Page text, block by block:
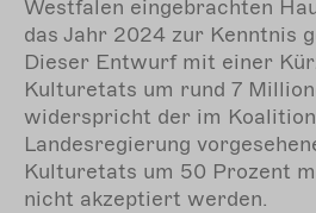
Westfalen eingebrachten
das Jahr 2024 zur Kenntnis
Dieser Entwurf mit einer
Kulturetats um rund 7
widerspricht der im
Landesregierung
Kulturetats um 50 Prozent
nicht akzeptiert werden.